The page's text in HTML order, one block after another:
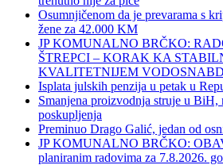
Osumnjičenom da je prevarama s
žene za 42.000 KM
JP KOMUNALNO BRČKO:
ŠTREPCI – KORAK KA
KVALITETNIJEM
Isplata julskih penzija u petak u
Smanjena proizvodnja struje u BiH,
poskupljenja
Preminuo Drago Galić, jedan od
JP KOMUNALNO BRČKO:
planiranim radovima za 7.8.2026.